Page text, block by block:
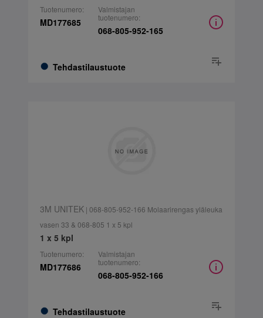
Tuotenumero:
MD177685
Tehdastilaustuote
Valmistajan
tuotenumero:
068-805-952-165
3M UNITEK| 068-805-952-166 Molaarirengas yläleuka
vasen 33 & 068-805 1 x 5 kpl
1 x 5 kpl
Tuotenumero:
MD177686
Tehdastilaustuote
Valmistajan
tuotenumero:
068-805-952-166